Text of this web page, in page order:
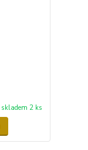
skladem 2 ks